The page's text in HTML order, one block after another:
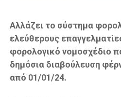
Αλλάζει το σύστημα
ελεύθερους
φορολογικό νομοσχέδιο
δημόσια διαβούλευση
από 01/01/24.